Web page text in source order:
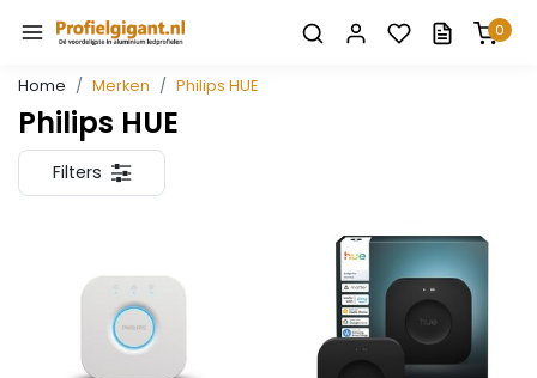
0
Home Merken Philips HUE
Philips HUE
Filters